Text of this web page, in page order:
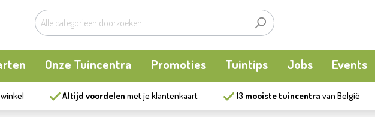
Onze Tuincentra Promoties Tuintips Jobs Events
Kooi-
Altijd voordelen met je klantenkaart 13 mooiste tuincentra van België